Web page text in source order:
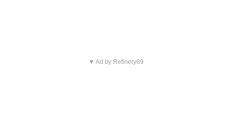
▼ Ad by Refinery89